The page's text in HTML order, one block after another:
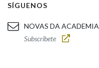
SÍGUENOS
NOVAS DA ACADEMIA
Subscríbete